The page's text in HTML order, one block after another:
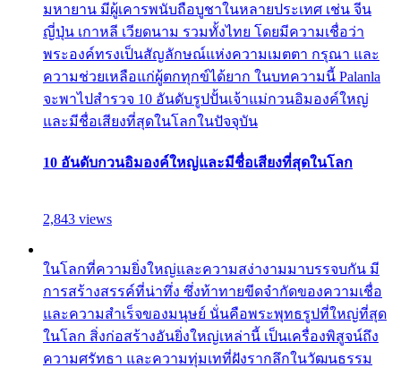
มหายาน มีผู้เคารพนับถือบูชาในหลายประเทศ เช่น จีน
ญี่ปุ่น เกาหลี เวียดนาม รวมทั้งไทย โดยมีความเชื่อว่า
พระองค์ทรงเป็นสัญลักษณ์แห่งความเมตตา กรุณา และ
ความช่วยเหลือแก่ผู้ตกทุกข์ได้ยาก ในบทความนี้ Palanla
จะพาไปสำรวจ 10 อันดับรูปปั้นเจ้าแม่กวนอิมองค์ใหญ่
และมีชื่อเสียงที่สุดในโลกในปัจจุบัน
10 อันดับกวนอิมองค์ใหญ่และมีชื่อเสียงที่สุดในโลก
2,843 views
ในโลกที่ความยิ่งใหญ่และความสง่างามมาบรรจบกัน มี
การสร้างสรรค์ที่น่าทึ่ง ซึ่งท้าทายขีดจำกัดของความเชื่อ
และความสำเร็จของมนุษย์ นั่นคือพระพุทธรูปที่ใหญ่ที่สุด
ในโลก สิ่งก่อสร้างอันยิ่งใหญ่เหล่านี้ เป็นเครื่องพิสูจน์ถึง
ความศรัทธา และความทุ่มเทที่ฝังรากลึกในวัฒนธรรม